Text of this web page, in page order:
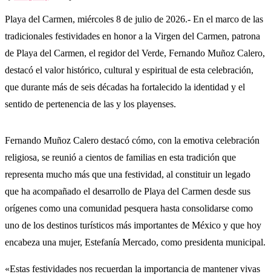
Playa del Carmen, miércoles 8 de julio de 2026.- En el marco de las
tradicionales festividades en honor a la Virgen del Carmen, patrona
de Playa del Carmen, el regidor del Verde, Fernando Muñoz Calero,
destacó el valor histórico, cultural y espiritual de esta celebración,
que durante más de seis décadas ha fortalecido la identidad y el
sentido de pertenencia de las y los playenses.
Fernando Muñoz Calero destacó cómo, con la emotiva celebración
religiosa, se reunió a cientos de familias en esta tradición que
representa mucho más que una festividad, al constituir un legado
que ha acompañado el desarrollo de Playa del Carmen desde sus
orígenes como una comunidad pesquera hasta consolidarse como
uno de los destinos turísticos más importantes de México y que hoy
encabeza una mujer, Estefanía Mercado, como presidenta municipal.
«Estas festividades nos recuerdan la importancia de mantener vivas